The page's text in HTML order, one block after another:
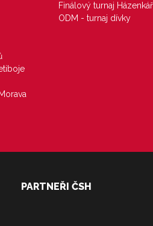
Finálový turnaj
ODM - turnaj dívky
PARTNEŘI ČSH